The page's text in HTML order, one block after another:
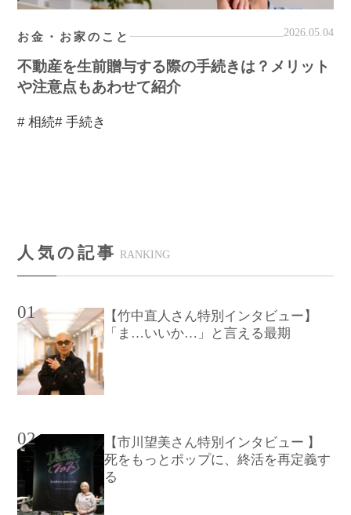
お金・お家のこと 2026.05.04
不動産を生前贈与する際の手続きは？メリット
や注意点もあわせて紹介
# 相続# 手続き
人気の記事 RANKING
01
【竹中直人さん特別インタビュー】
「ま…いいか…」と言える最期
02
【市川望美さん特別インタビュー 】
死をもっとポップに、終活を再定義す
る